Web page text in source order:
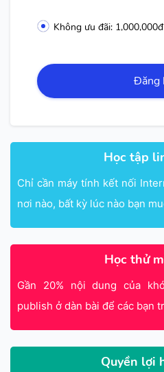
Không ưu đãi: 1,000,000đ
Đăng
Học tập
Chỉ cần máy tính kết nối
nơi nào, bất kỳ lúc nào bạn
Học thử
Gần 20% nội dung của
publish ở dàn bài để các bạn
Quyền lợi